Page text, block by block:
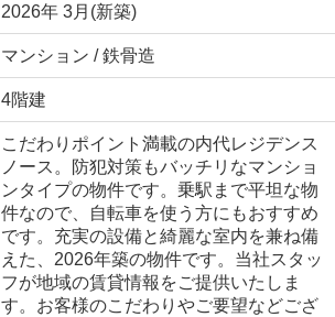
2026年 3月(新築)
マンション / 鉄骨造
4階建
こだわりポイント満載の内代レジデンス
ノース。防犯対策もバッチリなマンショ
ンタイプの物件です。乗駅まで平坦な物
件なので、自転車を使う方にもおすすめ
です。充実の設備と綺麗な室内を兼ね備
えた、2026年築の物件です。当社スタッ
フが地域の賃貸情報をご提供いたしま
す。お客様のこだわりやご要望などござ